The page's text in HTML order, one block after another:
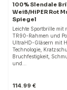
100% Slendale
Weiß/HiPER Rot
Spiegel
Leichte Sportbrille mit
TR90-Rahmen und
UltraHD-Gläsern mit
Technologie,
Bruchfestigkeit,
und…
114.99 €